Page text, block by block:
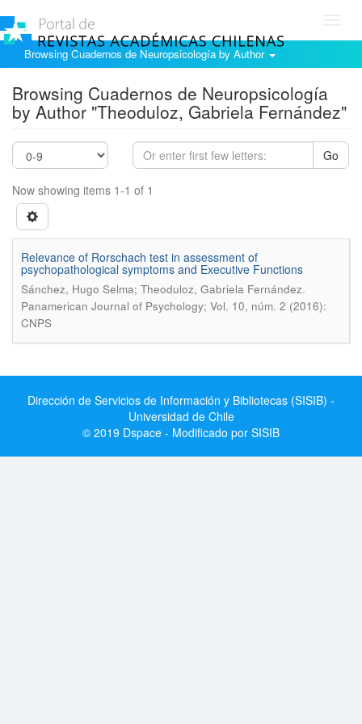
Browsing Cuadernos de Neuropsicología by Author
Browsing Cuadernos de Neuropsicología
by Author "Theoduloz, Gabriela Fernández"
Go
Now showing items 1-1 of 1
Relevance of Rorschach test in assessment of
psychopathological symptoms and Executive Functions
Sánchez, Hugo Selma; Theoduloz, Gabriela Fernández.
Panamerican Journal of Psychology; Vol. 10, núm. 2 (2016):
CNPS
Dirección de Servicios de Información y Bibliotecas (SISIB) -
Universidad de Chile
© 2019 Dspace - Modificado por SISIB